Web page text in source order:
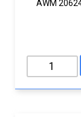
AWM